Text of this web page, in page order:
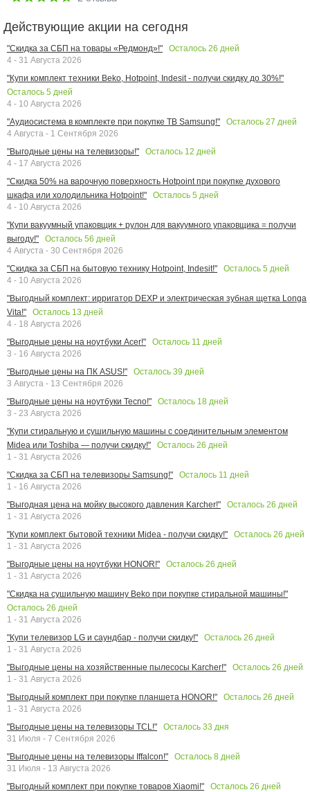
Действующие акции на сегодня
"Скидка за СБП на товары «Редмонд»!" Осталось 26 дней
4 - 31 Августа 2026
"Купи комплект техники Beko, Hotpoint, Indesit - получи скидку до 30%!"
Осталось 5 дней
4 - 10 Августа 2026
"Аудиосистема в комплекте при покупке ТВ Samsung!"
Осталось 27 дней
4 Августа - 1 Сентября 2026
"Выгодные цены на телевизоры!"
Осталось 12 дней
4 - 17 Августа 2026
"Скидка 50% на варочную поверхность Hotpoint при покупке духового
шкафа или холодильника Hotpoint!"
Осталось 5 дней
4 - 10 Августа 2026
"Купи вакуумный упаковщик + рулон для вакуумного упаковщика = получи
выгоду!"
Осталось 56 дней
4 Августа - 30 Сентября 2026
"Скидка за СБП на бытовую технику Hotpoint, Indesit!"
Осталось 5 дней
4 - 10 Августа 2026
"Выгодный комплект: ирригатор DEXP и электрическая зубная щетка Longa
Vita!"
Осталось 13 дней
4 - 18 Августа 2026
"Выгодные цены на ноутбуки Acer!"
Осталось 11 дней
3 - 16 Августа 2026
"Выгодные цены на ПК ASUS!"
Осталось 39 дней
3 Августа - 13 Сентября 2026
"Выгодные цены на ноутбуки Tecno!"
Осталось 18 дней
3 - 23 Августа 2026
"Купи стиральную и сушильную машины с соединительным элементом
Midea или Toshiba — получи скидку!"
Осталось 26 дней
1 - 31 Августа 2026
"Скидка за СБП на телевизоры Samsung!"
Осталось 11 дней
1 - 16 Августа 2026
"Выгодная цена на мойку высокого давления Karcher!"
Осталось 26 дней
1 - 31 Августа 2026
"Купи комплект бытовой техники Midea - получи скидку!"
Осталось 26 дней
1 - 31 Августа 2026
"Выгодные цены на ноутбуки HONOR!"
Осталось 26 дней
1 - 31 Августа 2026
"Скидка на сушильную машину Beko при покупке стиральной машины!"
Осталось 26 дней
1 - 31 Августа 2026
"Купи телевизор LG и саундбар - получи скидку!"
Осталось 26 дней
1 - 31 Августа 2026
"Выгодные цены на хозяйственные пылесосы Karcher!"
Осталось 26 дней
1 - 31 Августа 2026
"Выгодный комплект при покупке планшета HONOR!"
Осталось 26 дней
1 - 31 Августа 2026
"Выгодные цены на телевизоры TCL!"
Осталось 33 дня
31 Июля - 7 Сентября 2026
"Выгодные цены на телевизоры Iffalcon!"
Осталось 8 дней
31 Июля - 13 Августа 2026
"Выгодный комплект при покупке товаров Xiaomi!"
Осталось 26 дней